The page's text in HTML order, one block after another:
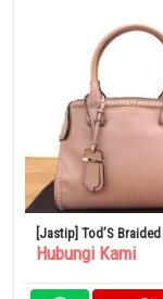
[Jastip] Tod’S
Cape Bag Small
Hubungi Kami